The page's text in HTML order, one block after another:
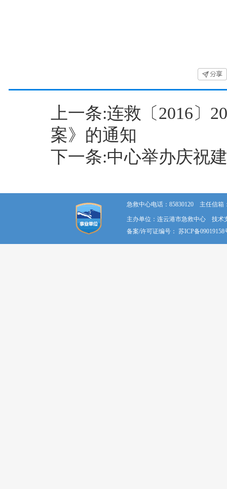
上一条:连救〔2016〕
案》的通知
下一条:中心举办庆祝
急救中心电话：85830120 主任信箱
主办单位：连云港市急救中心 技术
备案/许可证编号： 苏ICP备09019158